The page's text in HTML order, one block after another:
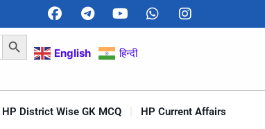
Search Button
English
हिन्दी
HP District Wise GK MCQ HP Current Affairs